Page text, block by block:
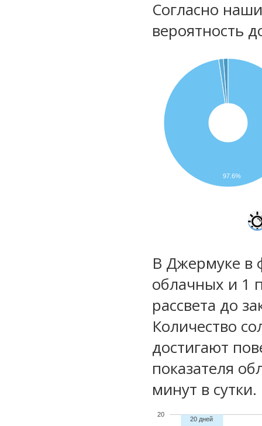
Согласно
вероятность
97.6%
В Джермуке в
облачных и 1
рассвета до
Количество
достигают
показателя
минут в сутки.
20
20 дней